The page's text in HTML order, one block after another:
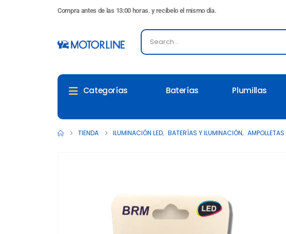
Compra antes de las 13:00 horas. y recíbelo el mismo día.
Categorías Baterías Plumillas
TIENDA ILUMINACIÓN LED, BATERÍAS Y ILUMINACIÓN,